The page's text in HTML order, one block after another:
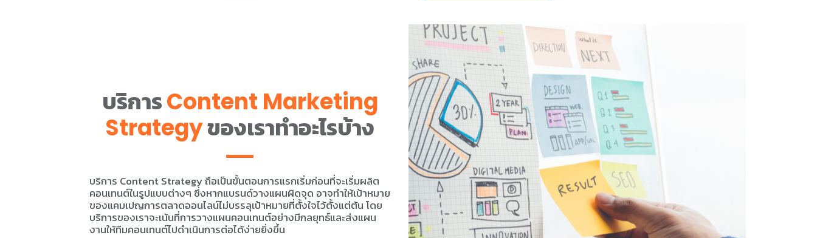
บริการContent Marketing
Strategyของเราทำอะไรบ้าง
บริการ Content Strategy ถือเป็นขั้นตอนการแรกเริ่มก่อนที่จะเริ่มผลิต
คอนเทนต์ในรูปแบบต่างๆ ซึ่งหากแบรนด์วางแผนผิดจุด อาจทำให้เป้าหมาย
ของแคมเปญการตลาดออนไลน์ไม่บรรลุเป้าหมายที่ตั้งใจไว้ตั้งแต่ต้น โดย
บริการของเราจะเน้นที่การวางแผนคอนเทนต์อย่างมีกลยุทธ์และส่งแผน
งานให้ทีมคอนเทนต์ไปดำเนินการต่อได้ง่ายยิ่งขึ้น